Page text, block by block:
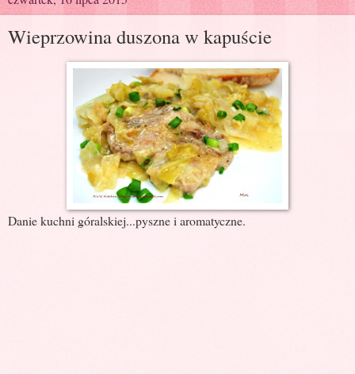
Wieprzowina duszona w kapuście
Danie kuchni góralskiej...pyszne i aromatyczne.